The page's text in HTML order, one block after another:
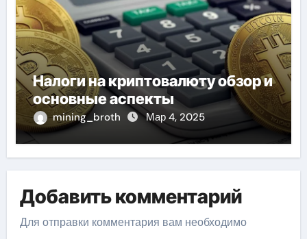
Налоги на криптовалюту обзор и
основные аспекты
mining_broth Мар 4, 2025
Добавить комментарий
Для отправки комментария вам необходимо